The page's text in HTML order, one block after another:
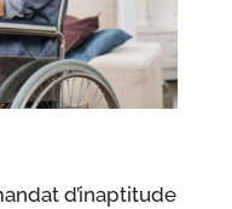
d’inaptitude